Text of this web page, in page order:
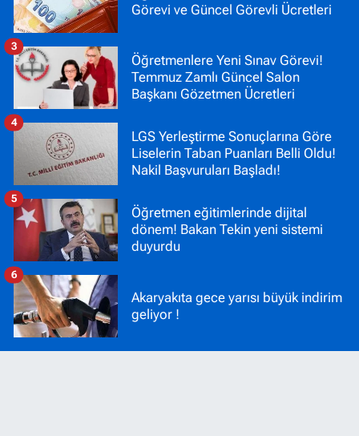
Görevi ve Güncel Görevli Ücretleri
Öğretmenlere Yeni Sınav Görevi!
Temmuz Zamlı Güncel Salon
Başkanı Gözetmen Ücretleri
3
LGS Yerleştirme Sonuçlarına Göre
Liselerin Taban Puanları Belli Oldu!
Nakil Başvuruları Başladı!
4
Öğretmen eğitimlerinde dijital
dönem! Bakan Tekin yeni sistemi
duyurdu
5
Akaryakıta gece yarısı büyük indirim
geliyor !
6